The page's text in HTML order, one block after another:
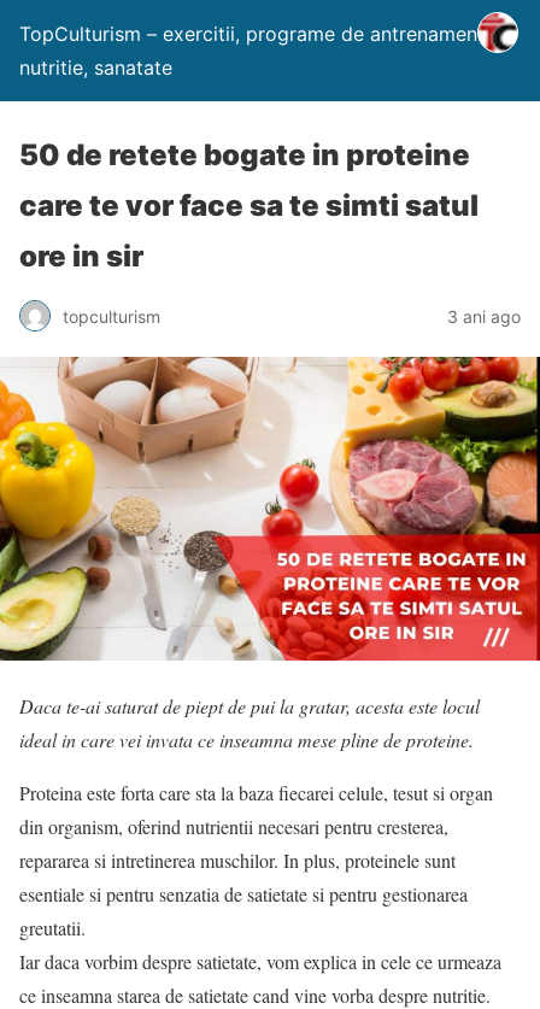
TopCulturism – exercitii, programe de antrenament,
nutritie, sanatate
50 de retete bogate in proteine
care te vor face sa te simti satul
ore in sir
topculturism 3 ani ago
Daca te-ai saturat de piept de pui la gratar, acesta este locul
ideal in care vei invata ce inseamna mese pline de proteine.
Proteina este forta care sta la baza fiecarei celule, tesut si organ
din organism, oferind nutrientii necesari pentru cresterea,
repararea si intretinerea muschilor. In plus, proteinele sunt
esentiale si pentru senzatia de satietate si pentru gestionarea
greutatii.
Iar daca vorbim despre satietate, vom explica in cele ce urmeaza
ce inseamna starea de satietate cand vine vorba despre nutritie.